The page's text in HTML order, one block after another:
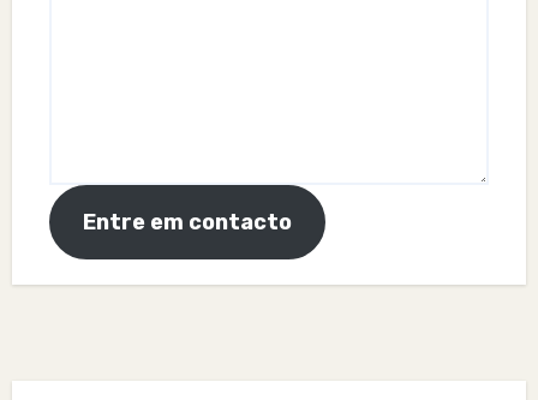
Entre em contacto